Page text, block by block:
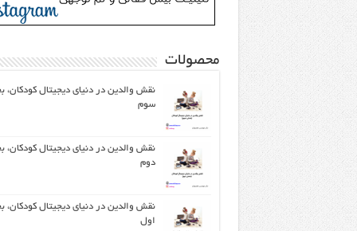
محصولات
نقش والدین در دنیای دیجیتال
سوم
نقش والدین در دنیای دیجیتال
دوم
نقش والدین در دنیای دیجیتال
اول